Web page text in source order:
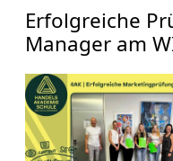
Erfolgreiche
Manager am